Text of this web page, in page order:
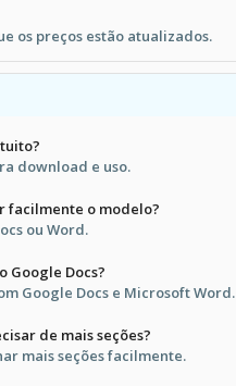
os preços estão atualizados.
download e uso.
facilmente o modelo?
ou Word.
Google Docs?
Google Docs e Microsoft Word.
de mais seções?
mais seções facilmente.